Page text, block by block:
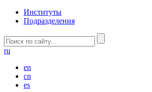
Институты
Подразделения
ru
en
cn
es